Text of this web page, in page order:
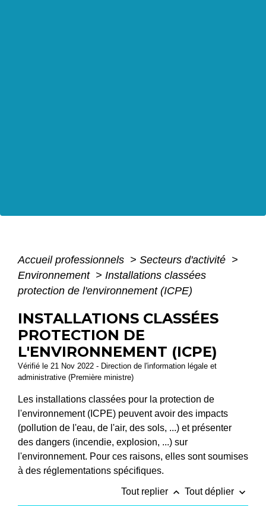
Accueil professionnels > Secteurs d'activité >
Environnement > Installations classées
protection de l'environnement (ICPE)
INSTALLATIONS CLASSÉES
PROTECTION DE
L'ENVIRONNEMENT (ICPE)
Vérifié le 21 Nov 2022 - Direction de l'information légale et
administrative (Première ministre)
Les installations classées pour la protection de
l'environnement (ICPE) peuvent avoir des impacts
(pollution de l'eau, de l'air, des sols, ...) et présenter
des dangers (incendie, explosion, ...) sur
l'environnement. Pour ces raisons, elles sont soumises
à des réglementations spécifiques.
Tout replier keyboard_arrow_up Tout déplier keyboard_arrow_down